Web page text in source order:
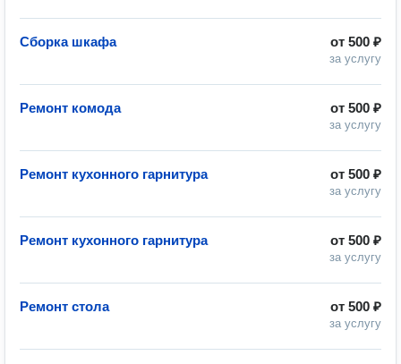
от 500 ₽
за услугу
Сборка шкафа
от 500 ₽
за услугу
Ремонт комода
от 500 ₽
за услугу
Ремонт кухонного гарнитура
от 500 ₽
за услугу
Ремонт кухонного гарнитура
от 500 ₽
за услугу
Ремонт стола